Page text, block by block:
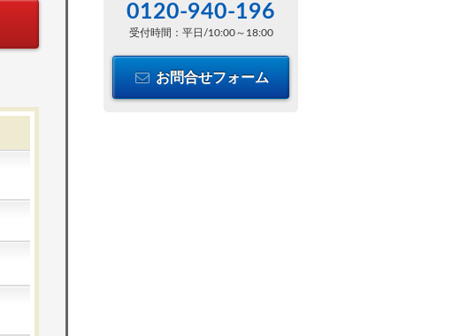
0120-940-196
受付時間：平日/10:00～18:00
お問合せフォーム